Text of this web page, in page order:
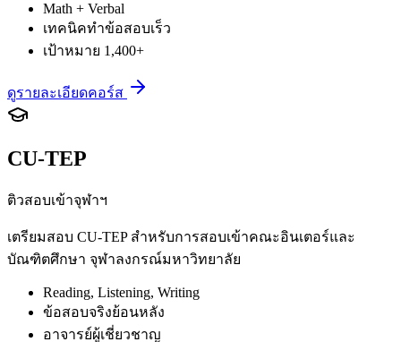
Math + Verbal
เทคนิคทำข้อสอบเร็ว
เป้าหมาย 1,400+
ดูรายละเอียดคอร์ส
CU-TEP
ติวสอบเข้าจุฬาฯ
เตรียมสอบ CU-TEP สำหรับการสอบเข้าคณะอินเตอร์และ
บัณฑิตศึกษา จุฬาลงกรณ์มหาวิทยาลัย
Reading, Listening, Writing
ข้อสอบจริงย้อนหลัง
อาจารย์ผู้เชี่ยวชาญ